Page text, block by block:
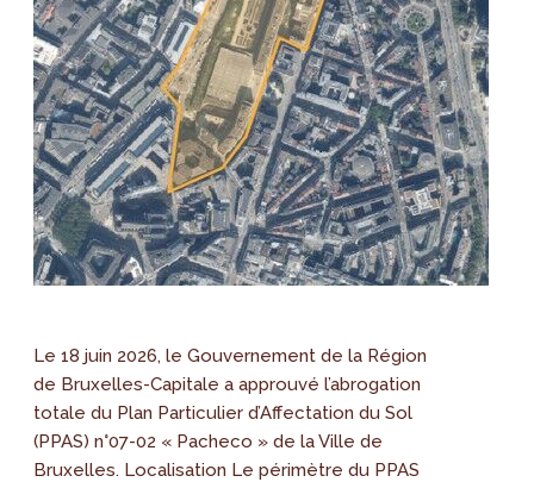
Le 18 juin 2026, le Gouvernement de la Région
de Bruxelles-Capitale a approuvé l’abrogation
totale du Plan Particulier d’Affectation du Sol
(PPAS) n°07-02 « Pacheco » de la Ville de
Bruxelles. Localisation Le périmètre du PPAS